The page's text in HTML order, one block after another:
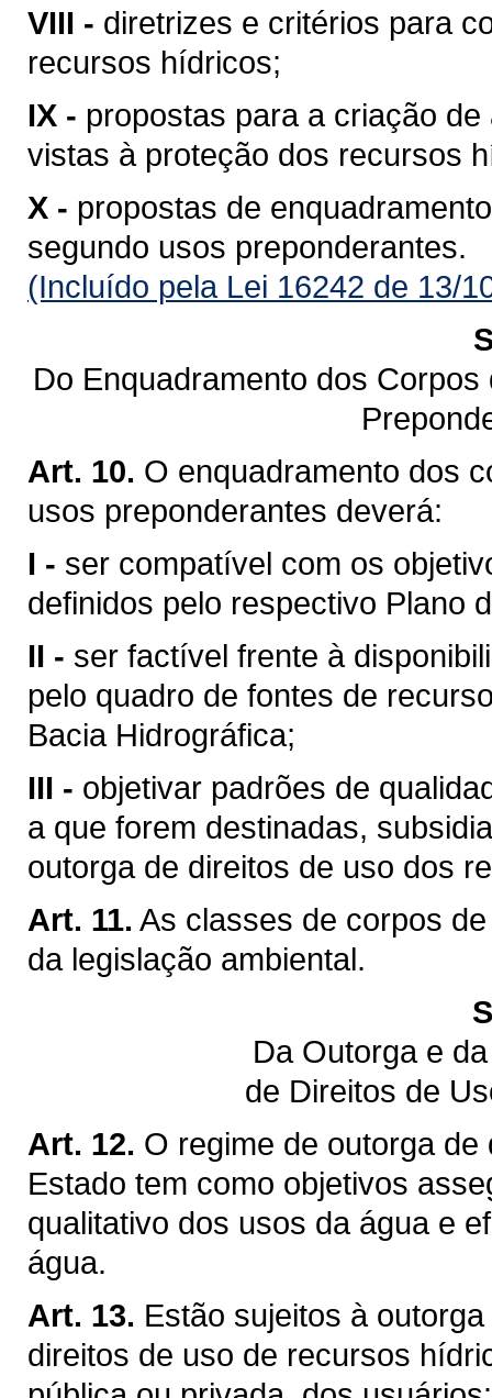
VIII - diretrizes e critérios para
recursos hídricos;
IX - propostas para a criação
vistas à proteção dos recursos
X - propostas de
segundo usos preponderantes.
(Incluído pela Lei 16242 de 13/
Do Enquadramento dos
Art. 10. O enquadramento dos
usos preponderantes deverá:
I - ser compatível com os
definidos pelo respectivo Plano
II - ser factível frente à
pelo quadro de fontes de
Bacia Hidrográfica;
III - objetivar padrões de
a que forem destinadas,
outorga de direitos de uso dos
Art. 11. As classes de corpos
da legislação ambiental.
Da Outorga e
de Direitos de
Art. 12. O regime de outorga
Estado tem como objetivos
qualitativo dos usos da água e
água.
Art. 13. Estão sujeitos à
direitos de uso de recursos